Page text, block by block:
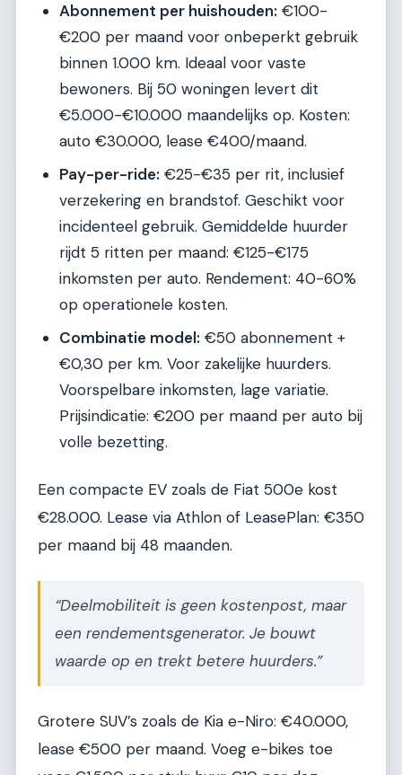
Abonnement per huishouden: €100-
€200 per maand voor onbeperkt gebruik
binnen 1.000 km. Ideaal voor vaste
bewoners. Bij 50 woningen levert dit
€5.000-€10.000 maandelijks op. Kosten:
auto €30.000, lease €400/maand.
Pay-per-ride: €25-€35 per rit, inclusief
verzekering en brandstof. Geschikt voor
incidenteel gebruik. Gemiddelde huurder
rijdt 5 ritten per maand: €125-€175
inkomsten per auto. Rendement: 40-60%
op operationele kosten.
Combinatie model: €50 abonnement +
€0,30 per km. Voor zakelijke huurders.
Voorspelbare inkomsten, lage variatie.
Prijsindicatie: €200 per maand per auto bij
volle bezetting.
Een compacte EV zoals de Fiat 500e kost
€28.000. Lease via Athlon of LeasePlan: €350
per maand bij 48 maanden.
“Deelmobiliteit is geen kostenpost, maar
een rendementsgenerator. Je bouwt
waarde op en trekt betere huurders.”
Grotere SUV’s zoals de Kia e-Niro: €40.000,
lease €500 per maand. Voeg e-bikes toe